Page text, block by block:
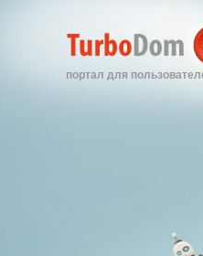
портал для